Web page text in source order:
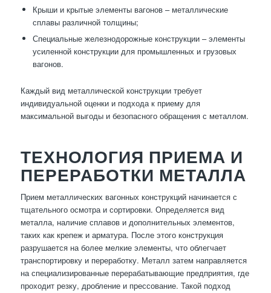
Крыши и крытые элементы вагонов – металлические
сплавы различной толщины;
Специальные железнодорожные конструкции – элементы
усиленной конструкции для промышленных и грузовых
вагонов.
Каждый вид металлической конструкции требует
индивидуальной оценки и подхода к приему для
максимальной выгоды и безопасного обращения с металлом.
ТЕХНОЛОГИЯ ПРИЕМА И
ПЕРЕРАБОТКИ МЕТАЛЛА
Прием металлических вагонных конструкций начинается с
тщательного осмотра и сортировки. Определяется вид
металла, наличие сплавов и дополнительных элементов,
таких как крепеж и арматура. После этого конструкция
разрушается на более мелкие элементы, что облегчает
транспортировку и переработку. Металл затем направляется
на специализированные перерабатывающие предприятия, где
проходит резку, дробление и прессование. Такой подход